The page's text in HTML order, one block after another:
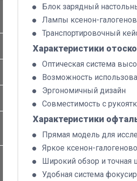
Блок зарядный
Лампы ксенон-
Транспортировочный
Характеристики
Оптическая система
Возможность
Эргономичный дизайн
Совместимость с
Характеристики
Прямая модель для
Яркое ксенон-
Широкий обзор и точная
Удобная система